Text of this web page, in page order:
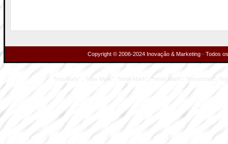
Copyright © 2006-2024 Inovação & Marketing · Todos
"InovMark" , "Inov Mark", "InnovMark", "Innov Mark", "Inovemark",